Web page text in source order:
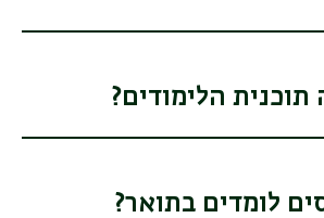
תוכנית הלימודים?
לומדים בתואר?